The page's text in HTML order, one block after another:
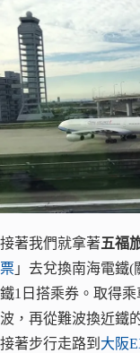
接著我們就拿著五福
票 」去兌換南海電鐵
鐵1日搭乘券。取得
波，再從難波換近鐵
接著步行走路到 大阪